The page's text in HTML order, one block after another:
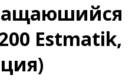
Estmatik,